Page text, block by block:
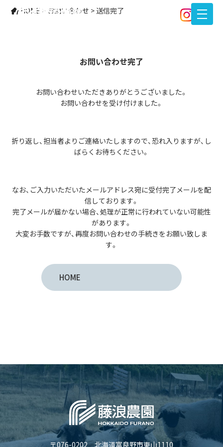
送信完了
HOME > お問い合わせ > 送信完了
お問い合わせ完了
お問い合わせいただきありがとうございました。
お問い合わせを受け付けました。
折り返し、担当者よりご連絡いたしますので、恐れ入りますが、し
ばらくお待ちください。
なお、ご入力いただいたメールアドレス宛に受付完了メールを配
信しております。
完了メールが届かない場合、処理が正常に行われていない可能性
があります。
大変お手数ですが、再度お問い合わせの手続きをお願い致しま
す。
HOME
〒076-0202 北海道富良野市東山1110